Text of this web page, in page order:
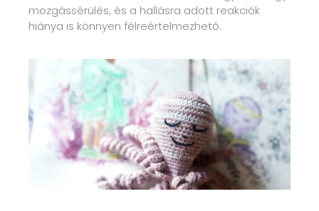
mozgássérülés, és a hallásra adott reakciók
hiánya is könnyen félreértelmezhető.